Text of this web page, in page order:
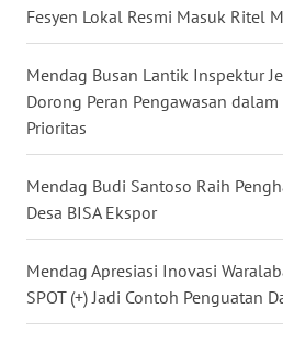
Fesyen Lokal Resmi Masuk Ritel
Mendag Busan Lantik Inspektur
Dorong Peran Pengawasan
Prioritas
Mendag Budi Santoso Raih
Desa BISA Ekspor
Mendag Apresiasi Inovasi
SPOT (+) Jadi Contoh Penguatan
WN
NUSANTARA
WN
JOGJA
WN
JATIM
WN
BALI